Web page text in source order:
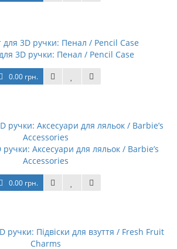
3D ручки: Пенал / Pencil Case
0.00 грн.
Аксесуари для ляльок / Barbie’s
Accessories
0.00 грн.